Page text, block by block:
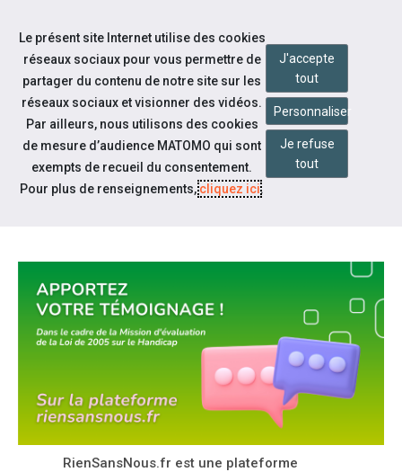
Aller au contenu
Notre actualité
TÉMOIGNEZ SUR LA
RienSansNous.fr est une plateforme
Le présent site Internet utilise des cookies
réseaux sociaux pour vous permettre de
partager du contenu de notre site sur les
réseaux sociaux et visionner des vidéos.
Par ailleurs, nous utilisons des cookies
de mesure d’audience MATOMO qui sont
exempts de recueil du consentement.
Pour plus de renseignements,cliquez ici.
J'accepte
tout
Personnaliser
Je refuse
tout